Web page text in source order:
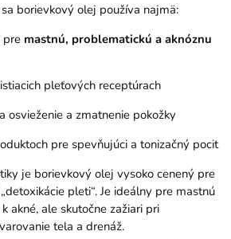
borievkový olej používa najmä:
pre mastnú, problematickú a aknóznu
pleťových receptúrach
osvieženie a zmatnenie pokožky
pre spevňujúci a tonizačný pocit
je borievkový olej vysoko cenený pre
pleti“. Je ideálny pre mastnú
​​akné, ale skutočne zažiari pri
tela a drenáž.